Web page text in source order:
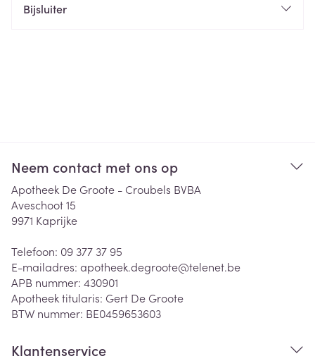
Bijsluiter
Neem contact met ons op
Apotheek De Groote - Croubels BVBA
Aveschoot 15
9971 Kaprijke
Telefoon: 09 377 37 95
E-mailadres: apotheek.degroote@telenet.be
APB nummer: 430901
Apotheek titularis: Gert De Groote
BTW nummer: BE0459653603
Klantenservice